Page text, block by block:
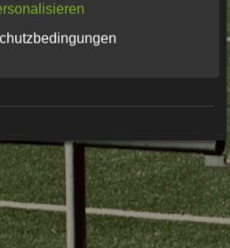
Alle Rechte vorbehalten